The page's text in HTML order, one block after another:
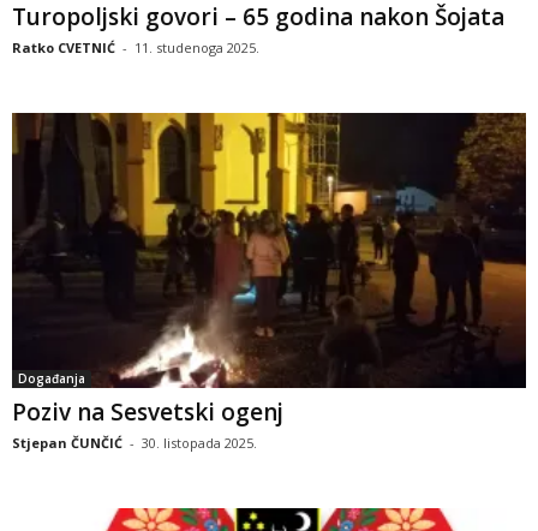
Turopoljski govori – 65 godina nakon Šojata
Ratko CVETNIĆ - 11. studenoga 2025.
Događanja
Poziv na Sesvetski ogenj
Stjepan ČUNČIĆ - 30. listopada 2025.